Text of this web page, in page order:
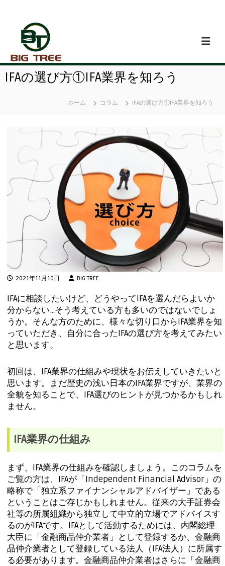
ス
IFAの選び方①IFA業界を知ろう
ホーム コラム IFAの選び方①IFA業界を知ろう
2021年11月10日 BIG TREE
IFAに相談したいけど、どうやってIFAを選んだらよいか
分からない…そう考えている方も多いのではないでしょ
うか。そんな方のために、様々な切り口からIFA業界を知
っていただき、自分に合ったIFAの選び方を考えてみたい
と思います。
初回は、IFA業界の仕組みや現状をお伝えしていきたいと
思います。まだ歴史の浅い日本のIFA業界ですが、業界の
全貌を知ることで、IFA選びのヒントが見つかるかもしれ
ません。
IFA業界の仕組み
まず、IFA業界の仕組みを確認しましょう。このコラムを
ご覧の方は、IFAが「Independent Financial Advisor」の
略称で「独立系ファイナンシャルアドバイザー」である
ということはご存じかもしれません。従来の大手証券会
社等の所属組織から独立して中立的立場でアドバイスす
るのがIFAです。IFAとして活動するためには、内閣総理
大臣に「金融商品仲介業者」として登録するか、金融商
品仲介業者として登録している法人（IFA法人）に所属す
る必要があります。金融商品仲介業者はさらに「金融商